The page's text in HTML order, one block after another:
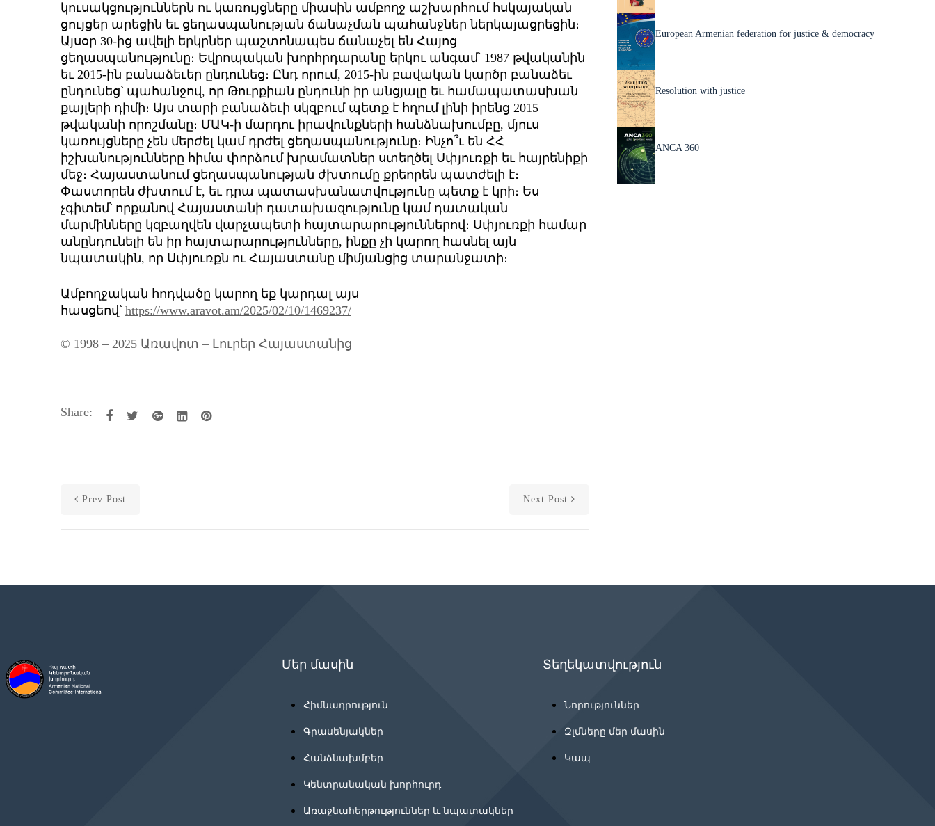
կուսակցություններն ու կառույցները միասին ամբողջ աշխարհում հսկայական
ցույցեր արեցին եւ ցեղասպանության ճանաչման պահանջներ ներկայացրեցին։
Այսօր 30-ից ավելի երկրներ պաշտոնապես ճանաչել են Հայոց
ցեղասպանությունը։ Եվրոպական խորհրդարանը երկու անգամ՝ 1987 թվականին
եւ 2015-ին բանաձեւեր ընդունեց։ Ընդ որում, 2015-ին բավական կարծր բանաձեւ
ընդունեց՝ պահանջով, որ Թուրքիան ընդունի իր անցյալը եւ համապատասխան
քայլերի դիմի։ Այս տարի բանաձեւի սկզբում պետք է հղում լինի իրենց 2015
թվականի որոշմանը։ ՄԱԿ-ի մարդու իրավունքների հանձնախումբը, մյուս
կառույցները չեն մերժել կամ դրժել ցեղասպանությունը։ Ինչո՞ւ են ՀՀ
իշխանությունները հիմա փորձում խրամատներ ստեղծել Սփյուռքի եւ հայրենիքի
մեջ։ Հայաստանում ցեղասպանության ժխտումը քրեորեն պատժելի է։
Փաստորեն ժխտում է, եւ դրա պատասխանատվությունը պետք է կրի։ Ես
չգիտեմ՝ որքանով Հայաստանի դատախազությունը կամ դատական
մարմինները կզբաղվեն վարչապետի հայտարարություններով։ Սփյուռքի համար
անընդունելի են իր հայտարարությունները, ինքը չի կարող հասնել այն
նպատակին, որ Սփյուռքն ու Հայաստանը միմյանցից տարանջատի։
Ամբողջական հոդվածը կարող եք կարդալ այս
հասցեով՝ https://www.aravot.am/2025/02/10/1469237/
© 1998 – 2025 Առավոտ – Լուրեր Հայաստանից
Share:
Prev Post Next Post
European Armenian federation for justice & democracy
Resolution with justice
ANCA 360
Մեր մասին
Հիմնադրություն
Գրասենյակներ
Հանձնախմբեր
Կենտրանական խորհուրդ
Առաջնահերթություններ և նպատակներ
Տեղեկատվություն
Նորություններ
Զլմները մեր մասին
Կապ